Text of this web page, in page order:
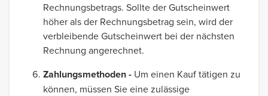
Rechnungsbetrags. Sollte der Gutscheinwert
höher als der Rechnungsbetrag sein, wird der
verbleibende Gutscheinwert bei der nächsten
Rechnung angerechnet.
Zahlungsmethoden - Um einen Kauf tätigen zu
können, müssen Sie eine zulässige